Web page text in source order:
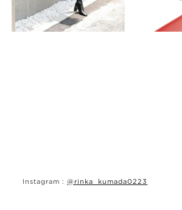
Instagram :@rinka_kumada0223